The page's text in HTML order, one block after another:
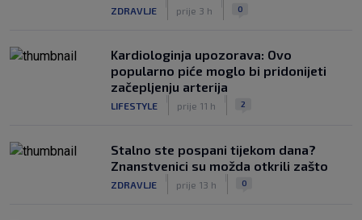
ZDRAVLJE prije 3 h 0
Kardiologinja upozorava: Ovo
popularno piće moglo bi pridonijeti
začepljenju arterija
LIFESTYLE prije 11 h 2
Stalno ste pospani tijekom dana?
Znanstvenici su možda otkrili zašto
ZDRAVLJE prije 13 h 0